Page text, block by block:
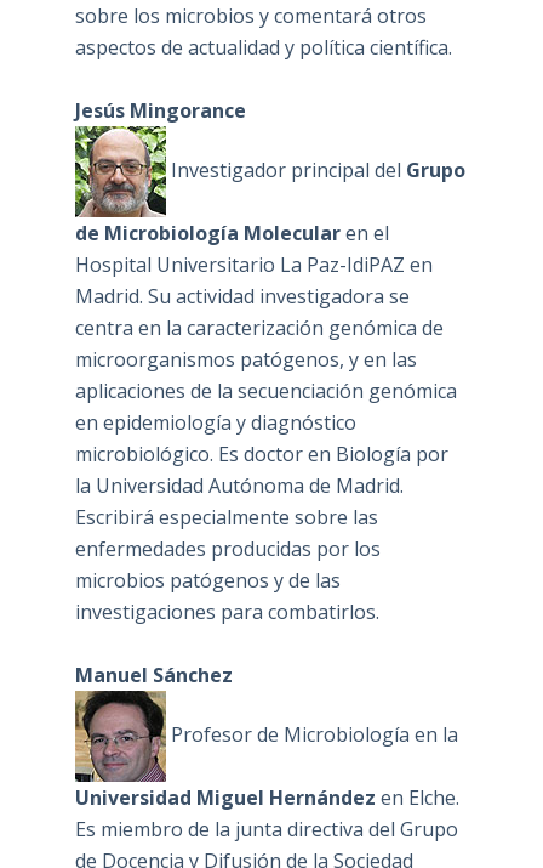
sobre los microbios y comentará otros
aspectos de actualidad y política científica.
Jesús Mingorance
Investigador principal del Grupo
de Microbiología Molecularen el
Hospital Universitario La Paz-IdiPAZ en
Madrid. Su actividad investigadora se
centra en la caracterización genómica de
microorganismos patógenos, y en las
aplicaciones de la secuenciación genómica
en epidemiología y diagnóstico
microbiológico. Es doctor en Biología por
la Universidad Autónoma de Madrid.
Escribirá especialmente sobre las
enfermedades producidas por los
microbios patógenos y de las
investigaciones para combatirlos.
Manuel Sánchez
Profesor de Microbiología en la
Universidad Miguel Hernández en Elche.
Es miembro de la junta directiva del Grupo
de Docencia y Difusión de la Sociedad